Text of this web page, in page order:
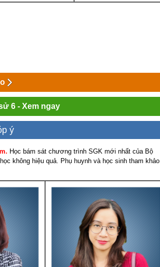
6 - Xem ngay
ý
Học bám sát chương trình SGK mới nhất của Bộ
không hiệu quả. Phụ huynh và học sinh tham khảo